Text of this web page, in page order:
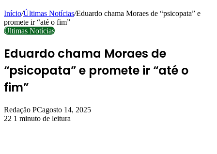
Início/Últimas Notícias/Eduardo chama Moraes de “psicopata” e
promete ir “até o fim”
Últimas Notícias
Eduardo chama Moraes de
“psicopata” e promete ir “até o
fim”
Redação PCagosto 14, 2025
22 1 minuto de leitura